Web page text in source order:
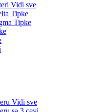
Vidi sve
Tipke
Tipke
Vidi sve